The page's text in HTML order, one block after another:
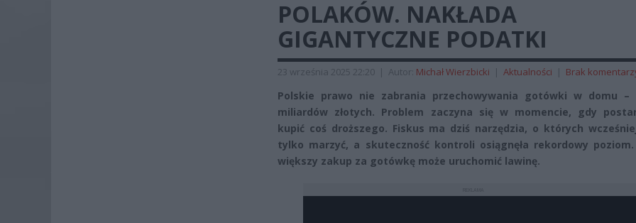
POLAKÓW. NAKŁADA
GIGANTYCZNE PODATKI
23 września 2025 22:20 | Autor: Michał Wierzbicki | Aktualności | Brak
Polskie prawo nie zabrania przechowywania gotówki w domu –
miliardów złotych. Problem zaczyna się w momencie, gdy
kupić coś droższego. Fiskus ma dziś narzędzia, o których
tylko marzyć, a skuteczność kontroli osiągnęła rekordowy poziom.
większy zakup za gotówkę może uruchomić lawinę.